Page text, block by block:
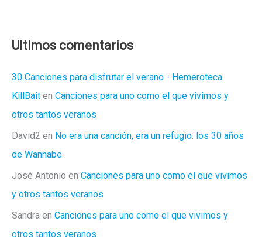
«Physical»
Ultimos comentarios
30 Canciones para disfrutar el verano - Hemeroteca
KillBait en Canciones para uno como el que vivimos y
otros tantos veranos
David2 en No era una canción, era un refugio: los 30 años
de Wannabe
José Antonio en Canciones para uno como el que vivimos
y otros tantos veranos
Sandra en Canciones para uno como el que vivimos y
otros tantos veranos